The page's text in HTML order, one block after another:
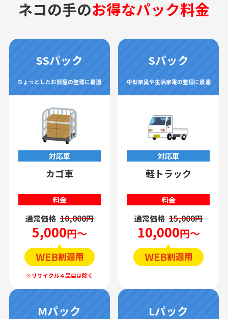
ネコの手のお得なパック料金
SSパック
ちょっとしたお部屋の整理に最適
対応車
カゴ車
料金
通常価格 10,000円
5,000円～
Sパック
中型家具や生活家電の整理に最適
対応車
軽トラック
料金
通常価格 15,000円
10,000円～
Mパック Lパック